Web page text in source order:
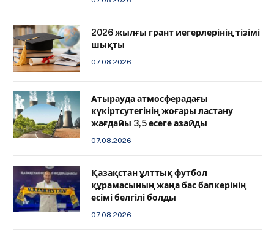
2026 жылғы грант иегерлерінің тізімі
шықты
07.08.2026
Атырауда атмосферадағы
күкіртсутегінің жоғары ластану
жағдайы 3,5 есеге азайды
07.08.2026
Қазақстан ұлттық футбол
құрамасының жаңа бас бапкерінің
есімі белгілі болды
07.08.2026